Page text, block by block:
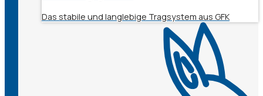
Das stabile und langlebige Tragsystem aus GFK